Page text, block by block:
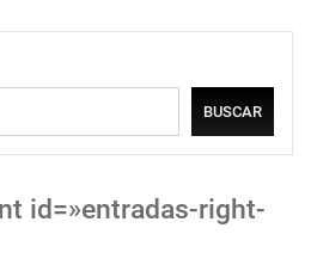
BUSCAR
id=»entradas-right-